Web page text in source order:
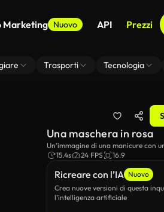
Marketing Nuovo API Prezzi
Trasporti Tecnologia
Ricreare con l’IA Nuovo
Crea nuove versioni di questa
l’intelligenza artificiale
Una maschera in rosa
Un’immagine di una manicure con
15.4s
24 FPS 16:9